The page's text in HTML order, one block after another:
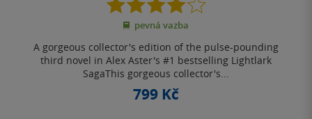
z
5
pevná vazba
A gorgeous collector's edition of the pulse-pounding
third novel in Alex Aster's #1 bestselling Lightlark
SagaThis gorgeous collector's...
799 Kč